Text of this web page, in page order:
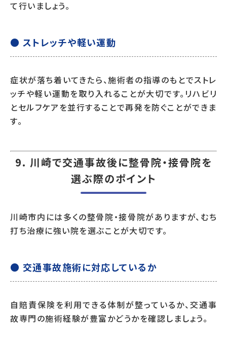
て行いましょう。
● ストレッチや軽い運動
症状が落ち着いてきたら、施術者の指導のもとでストレ
ッチや軽い運動を取り入れることが大切です。リハビリ
とセルフケアを並行することで再発を防ぐことができま
す。
9. 川崎で交通事故後に整骨院・接骨院を
選ぶ際のポイント
川崎市内には多くの整骨院・接骨院がありますが、むち
打ち治療に強い院を選ぶことが大切です。
● 交通事故施術に対応しているか
自賠責保険を利用できる体制が整っているか、交通事
故専門の施術経験が豊富かどうかを確認しましょう。